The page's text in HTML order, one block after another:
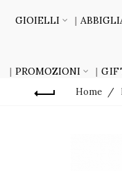
GIOIELLI
PROMOZIONI
Home